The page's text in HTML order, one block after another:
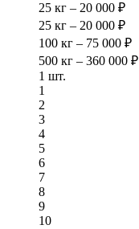
25 кг – 20 000 ₽
25 кг – 20 000 ₽
100 кг – 75 000 ₽
500 кг – 360 000 ₽
1 шт.
1
2
3
4
5
6
7
8
9
10